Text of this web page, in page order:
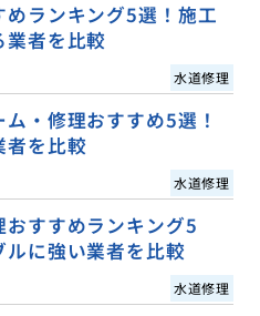
ランキング5選！施工
業者を比較
水道修理
・修理おすすめ5選！
者を比較
水道修理
すすめランキング5
に強い業者を比較
水道修理